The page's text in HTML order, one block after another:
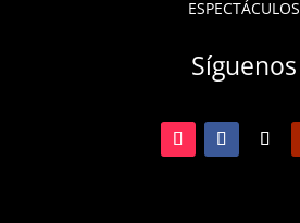
ESPECTÁCULOS
Síguenos